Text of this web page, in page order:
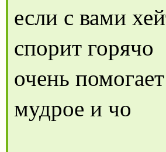
если с вами
спорит горячо
очень помогает
мудрое и чо